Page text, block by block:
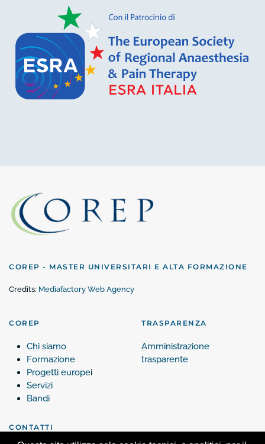
COREP - MASTER UNIVERSITARI E ALTA FORMAZIONE
Credits: Mediafactory Web Agency
COREP
Chi siamo
Formazione
Progetti europei
Servizi
Bandi
TRASPARENZA
Amministrazione
trasparente
CONTATTI